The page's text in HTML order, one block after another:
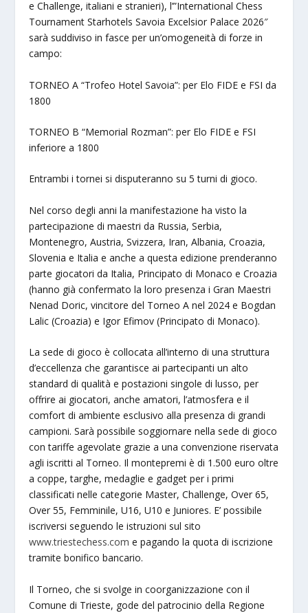
e Challenge, italiani e stranieri), l’”International Chess
Tournament Starhotels Savoia Excelsior Palace 2026″
sarà suddiviso in fasce per un’omogeneità di forze in
campo:
TORNEO A “Trofeo Hotel Savoia”: per Elo FIDE e FSI da
1800
TORNEO B “Memorial Rozman”: per Elo FIDE e FSI
inferiore a 1800
Entrambi i tornei si disputeranno su 5 turni di gioco.
Nel corso degli anni la manifestazione ha visto la
partecipazione di maestri da Russia, Serbia,
Montenegro, Austria, Svizzera, Iran, Albania, Croazia,
Slovenia e Italia e anche a questa edizione prenderanno
parte giocatori da Italia, Principato di Monaco e Croazia
(hanno già confermato la loro presenza i Gran Maestri
Nenad Doric, vincitore del Torneo A nel 2024 e Bogdan
Lalic (Croazia) e Igor Efimov (Principato di Monaco).
La sede di gioco è collocata all’interno di una struttura
d’eccellenza che garantisce ai partecipanti un alto
standard di qualità e postazioni singole di lusso, per
offrire ai giocatori, anche amatori, l’atmosfera e il
comfort di ambiente esclusivo alla presenza di grandi
campioni. Sarà possibile soggiornare nella sede di gioco
con tariffe agevolate grazie a una convenzione riservata
agli iscritti al Torneo. Il montepremi è di 1.500 euro oltre
a coppe, targhe, medaglie e gadget per i primi
classificati nelle categorie Master, Challenge, Over 65,
Over 55, Femminile, U16, U10 e Juniores. E’ possibile
iscriversi seguendo le istruzioni sul sito
www.triestechess.com e pagando la quota di iscrizione
tramite bonifico bancario.
Il Torneo, che si svolge in coorganizzazione con il
Comune di Trieste, gode del patrocinio della Regione